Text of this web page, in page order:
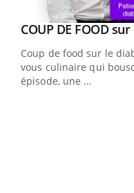
Youtube
COUP DE FOOD
Coup de food sur le
vous culinaire qui
épisode, une ...